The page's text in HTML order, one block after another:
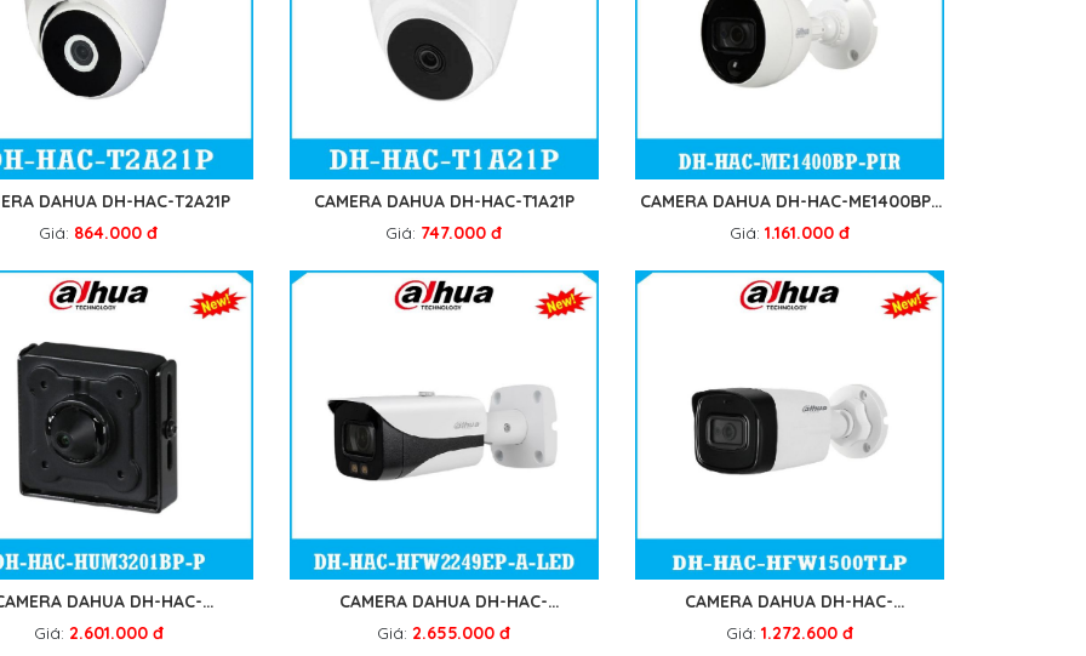
DAHUA DH-HAC-T2A21P
Giá: 864.000 đ
CAMERA DAHUA DH-HAC-T1A21P
Giá: 747.000 đ
CAMERA DAHUA DH-HAC-ME1400BP-
Giá: 1.161.000 đ
DAHUA DH-HAC-
Giá: 2.601.000 đ
CAMERA DAHUA DH-HAC-
Giá: 2.655.000 đ
CAMERA DAHUA DH-HAC-
Giá: 1.272.600 đ